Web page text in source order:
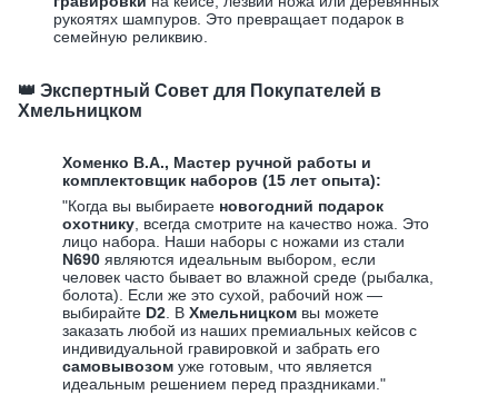
рукоятях шампуров. Это превращает подарок в
семейную реликвию.
👑 Экспертный Совет для Покупателей в
Хмельницком
Хоменко В.А., Мастер ручной работы и
комплектовщик наборов (15 лет опыта):
"Когда вы выбираете новогодний подарок
охотнику, всегда смотрите на качество ножа. Это
лицо набора. Наши наборы с ножами из стали
N690 являются идеальным выбором, если
человек часто бывает во влажной среде (рыбалка,
болота). Если же это сухой, рабочий нож —
выбирайте D2. В Хмельницком вы можете
заказать любой из наших премиальных кейсов с
индивидуальной гравировкой и забрать его
самовывозом уже готовым, что является
идеальным решением перед праздниками."